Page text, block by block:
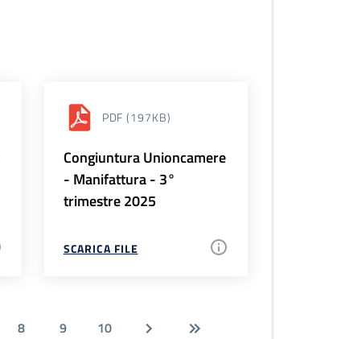
PDF (197KB)
Congiuntura Unioncamere
- Manifattura - 3°
trimestre 2025
SCARICA FILE
8 9 10